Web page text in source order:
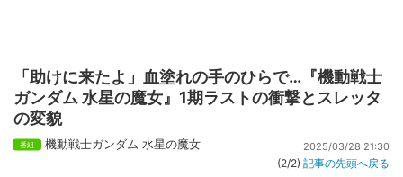
「助けに来たよ」血塗れの手のひらで…『機動戦士
ガンダム 水星の魔女』1期ラストの衝撃とスレッタ
の変貌
機動戦士ガンダム 水星の魔女 2025/03/28 21:30
(2/2) 記事の先頭へ戻る